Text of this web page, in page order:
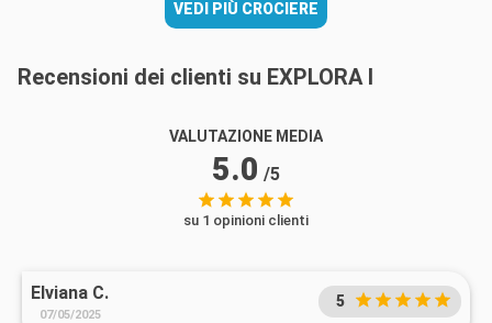
VEDI PIÙ CROCIERE
Recensioni dei clienti su EXPLORA I
VALUTAZIONE MEDIA
5.0 /5
su 1 opinioni clienti
Elviana C.
07/05/2025
5